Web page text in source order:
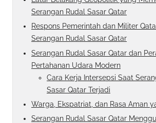
Serangan Rudal Sasar Qatar
Respons Pemerintah dan Militer
Serangan Rudal Sasar Qatar
Serangan Rudal Sasar Qatar dan
Pertahanan Udara Modern
Cara Kerja Intersepsi Saat
Sasar Qatar Terjadi
Warga, Ekspatriat, dan Rasa Aman
Serangan Rudal Sasar Qatar